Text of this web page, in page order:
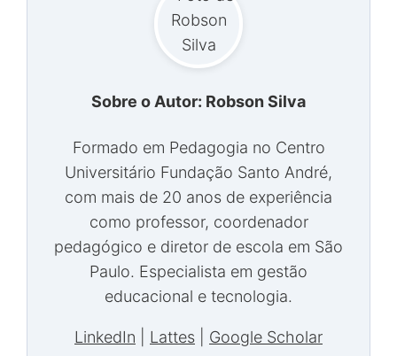
Sobre o Autor: Robson Silva
Formado em Pedagogia no Centro
Universitário Fundação Santo André,
com mais de 20 anos de experiência
como professor, coordenador
pedagógico e diretor de escola em São
Paulo. Especialista em gestão
educacional e tecnologia.
LinkedIn Lattes Google Scholar